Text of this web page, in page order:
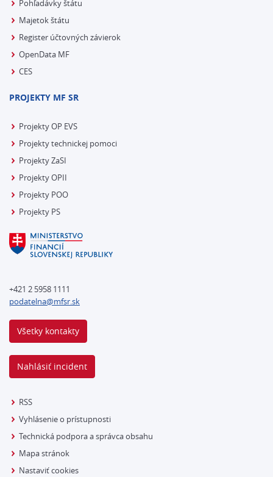
Pohľadávky štátu
Majetok štátu
Register účtovných závierok
OpenData MF
CES
PROJEKTY MF SR
Projekty OP EVS
Projekty technickej pomoci
Projekty ZaSI
Projekty OPII
Projekty POO
Projekty PS
+421 2 5958 1111
podatelna@mfsr.sk
Všetky kontakty
Nahlásiť incident
RSS
Vyhlásenie o prístupnosti
Technická podpora a správca obsahu
Mapa stránok
Nastaviť cookies